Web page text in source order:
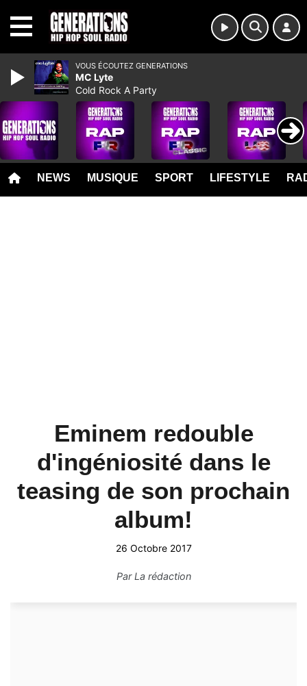
NEWS MUSIQUE SPORT LIFESTYLE
Eminem redouble
d'ingéniosité dans le
teasing de son prochain
album!
26 Octobre 2017
ParLa rédaction
VOUS ÉCOUTEZ GENERATIONS
MC Lyte
Cold Rock A Party